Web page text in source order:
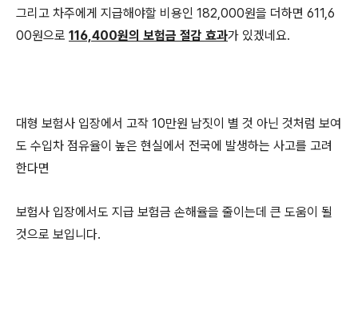
그리고 차주에게 지급해야할 비용인 182,000원을 더하면 611,6
00원으로 116,400원의 보험금 절감 효과가 있겠네요.
대형 보험사 입장에서 고작 10만원 남짓이 별 것 아닌 것처럼 보여
도 수입차 점유율이 높은 현실에서 전국에 발생하는 사고를 고려
한다면
보험사 입장에서도 지급 보험금 손해율을 줄이는데 큰 도움이 될
것으로 보입니다.